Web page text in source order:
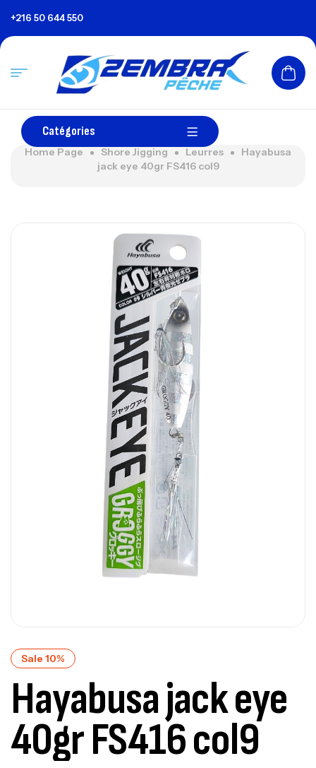
+216 50 644 550
Catégories
Home Page Shore Jigging Leurres
Hayabusa
jack eye 40gr FS416 col9
Sale 10%
Hayabusa jack eye
40gr FS416 col9